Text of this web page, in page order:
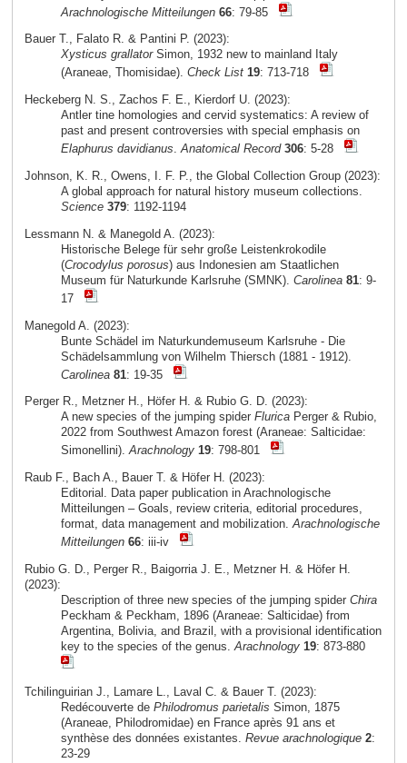
Arachnologische Mitteilungen 66: 79-85
Bauer T., Falato R. & Pantini P. (2023):
Xysticus grallatorSimon, 1932 new to mainland Italy
(Araneae, Thomisidae). Check List 19: 713-718
Heckeberg N. S., Zachos F. E., Kierdorf U. (2023):
Antler tine homologies and cervid systematics: A review of
past and present controversies with special emphasis on
Elaphurus davidianus.Anatomical Record 306: 5-28
Johnson, K. R., Owens, I. F. P., the Global Collection Group (2023):
A global approach for natural history museum collections.
Science 379: 1192-1194
Lessmann N. & Manegold A. (2023):
Historische Belege für sehr große Leistenkrokodile
(Crocodylus porosus) aus Indonesien am Staatlichen
Museum für Naturkunde Karlsruhe (SMNK). Carolinea 81: 9-
17
Manegold A. (2023):
Bunte Schädel im Naturkundemuseum Karlsruhe - Die
Schädelsammlung von Wilhelm Thiersch (1881 - 1912).
Carolinea 81: 19-35
Perger R., Metzner H., Höfer H. & Rubio G. D. (2023):
A new species of the jumping spider FluricaPerger & Rubio,
2022 from Southwest Amazon forest (Araneae: Salticidae:
Simonellini).Arachnology 19: 798-801
Raub F., Bach A., Bauer T. & Höfer H. (2023):
Editorial. Data paper publication in Arachnologische
Mitteilungen – Goals, review criteria, editorial procedures,
format, data management and mobilization.Arachnologische
Mitteilungen 66: iii-iv
Rubio G. D., Perger R., Baigorria J. E., Metzner H. & Höfer H.
(2023):
Description of three new species of the jumping spider Chira
Peckham & Peckham, 1896 (Araneae: Salticidae) from
Argentina, Bolivia, and Brazil, with a provisional identification
key to the species of the genus. Arachnology 19: 873-880
Tchilinguirian J., Lamare L., Laval C. & Bauer T. (2023):
Redécouverte de Philodromus parietalis Simon, 1875
(Araneae, Philodromidae) en France après 91 ans et
synthèse des données existantes. Revue arachnologique 2:
23-29